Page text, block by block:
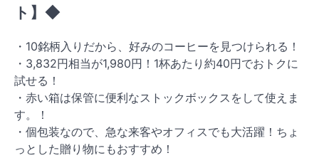
ト】◆
・10銘柄入りだから、好みのコーヒーを見つけられる！
・3,832円相当が1,980円！1杯あたり約40円でおトクに
試せる！
・赤い箱は保管に便利なストックボックスをして使えま
す。！
・個包装なので、急な来客やオフィスでも大活躍！ちょ
っとした贈り物にもおすすめ！